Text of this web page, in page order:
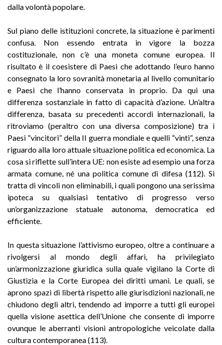
dalla volontà popolare.
Sul piano delle istituzioni concrete, la situazione è parimenti
confusa. Non essendo entrata in vigore la bozza
costituzionale, non c’è una moneta comune europea. Il
risultato è il coesistere di Paesi che adottando l’euro hanno
consegnato la loro sovranità monetaria al livello comunitario
e Paesi che l’hanno conservata in proprio. Da qui una
differenza sostanziale in fatto di capacità d’azione. Un’altra
differenza, basata su precedenti accordi internazionali, la
ritroviamo (peraltro con una diversa composizione) tra i
Paesi “vincitori” della II guerra mondiale e quelli “vinti”, senza
riguardo alla loro attuale situazione politica ed economica. La
cosa si riflette sull’intera UE: non esiste ad esempio una forza
armata comune, né una politica comune di difesa (112). Si
tratta di vincoli non eliminabili, i quali pongono una serissima
ipoteca su qual­siasi tentativo di progresso verso
un’organizzazione statuale autonoma, democratica ed
efficiente.
In questa situazione l’attivismo europeo, oltre a continuare a
rivolgersi al mondo degli affari, ha privilegiato
un’armonizzazione giuridica sulla quale vigilano la Corte di
Giustizia e la Corte Europea dei diritti umani. Le quali, se
aprono spazi di libertà rispetto alle giurisdizioni nazionali, ne
chiudono degli altri, tendendo ad imporre a tutti gli europei
quella visione asettica dell’Unione che consente di imporre
ovunque le aberranti visioni antropologiche veicolate dalla
cultura contemporanea (113).